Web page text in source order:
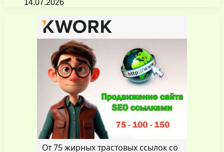
14.07.2026